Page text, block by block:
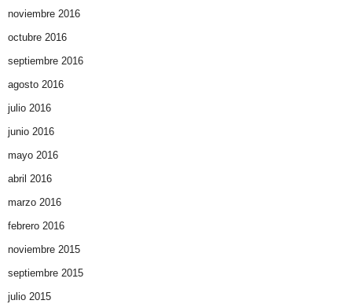
noviembre 2016
octubre 2016
septiembre 2016
agosto 2016
julio 2016
junio 2016
mayo 2016
abril 2016
marzo 2016
febrero 2016
noviembre 2015
septiembre 2015
julio 2015